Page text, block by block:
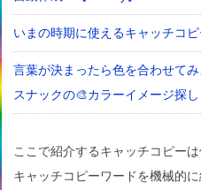
いまの時期に使えるキャッチコ
言葉が決まったら色を合わせてみ
スナックの🎨カラーイメージ探し
ここで紹介するキャッチコピー
キャッチコピーワードを機械的